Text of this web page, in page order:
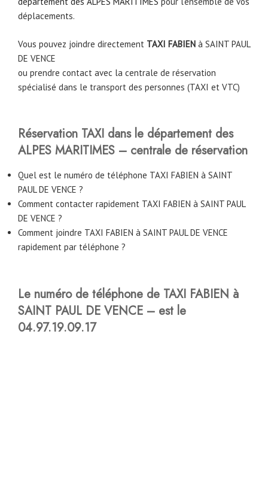
déplacements.
Vous pouvez joindre directement TAXI FABIEN à SAINT PAUL
DE VENCE
ou prendre contact avec la centrale de réservation
spécialisé dans le transport des personnes (TAXI et VTC)
Réservation TAXI dans le département des
ALPES MARITIMES – centrale de réservation
Quel est le numéro de téléphone TAXI FABIEN à SAINT
PAUL DE VENCE ?
Comment contacter rapidement TAXI FABIEN à SAINT PAUL
DE VENCE ?
Comment joindre TAXI FABIEN à SAINT PAUL DE VENCE
rapidement par téléphone ?
Le numéro de téléphone de TAXI FABIEN à
SAINT PAUL DE VENCE – est le
04.97.19.09.17